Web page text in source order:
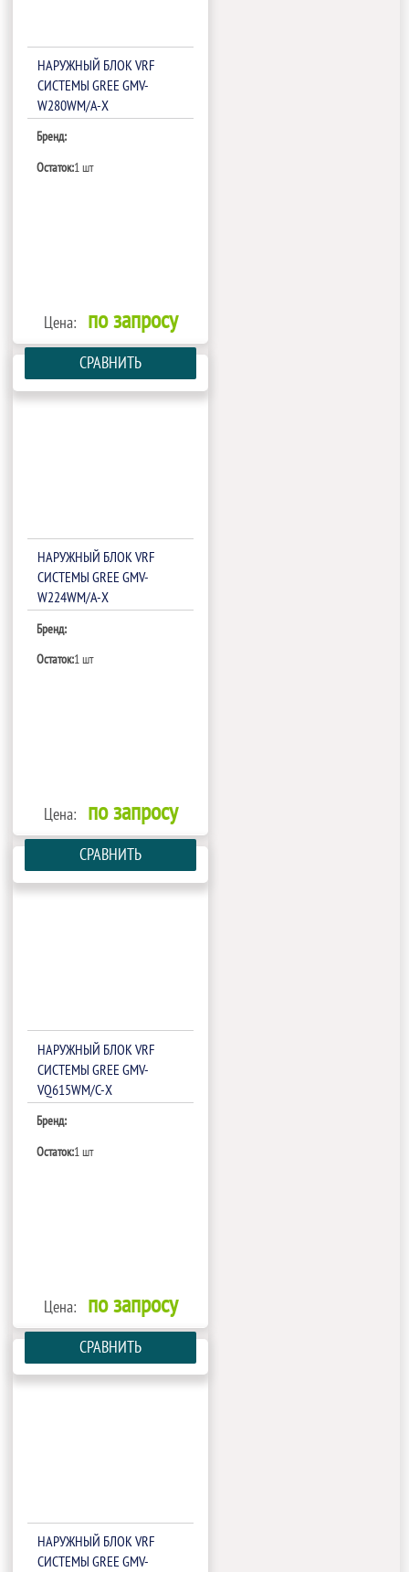
НАРУЖНЫЙ БЛОК VRF
СИСТЕМЫ GREE GMV-
W280WM/A-X
Бренд:
Остаток:1 шт
Цена: по запросу
СРАВНИТЬ
НАРУЖНЫЙ БЛОК VRF
СИСТЕМЫ GREE GMV-
W224WM/A-X
Бренд:
Остаток:1 шт
Цена: по запросу
СРАВНИТЬ
НАРУЖНЫЙ БЛОК VRF
СИСТЕМЫ GREE GMV-
VQ615WM/C-X
Бренд:
Остаток:1 шт
Цена: по запросу
СРАВНИТЬ
НАРУЖНЫЙ БЛОК VRF
СИСТЕМЫ GREE GMV-